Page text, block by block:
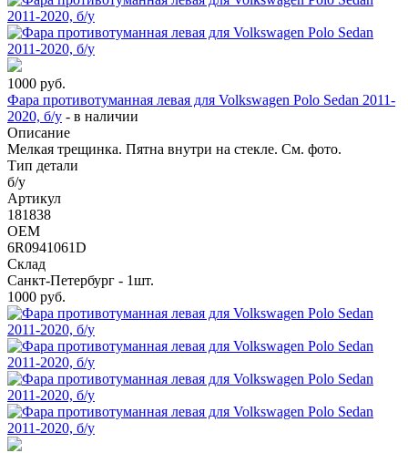
1000 руб.
Фара противотуманная левая для Volkswagen Polo Sedan 2011-
2020, б/у - в наличии
Описание
Мелкая трещинка. Пятна внутри на стекле. См. фото.
Тип детали
б/у
Артикул
181838
OEM
6R0941061D
Склад
Санкт-Петербург - 1шт.
1000 руб.